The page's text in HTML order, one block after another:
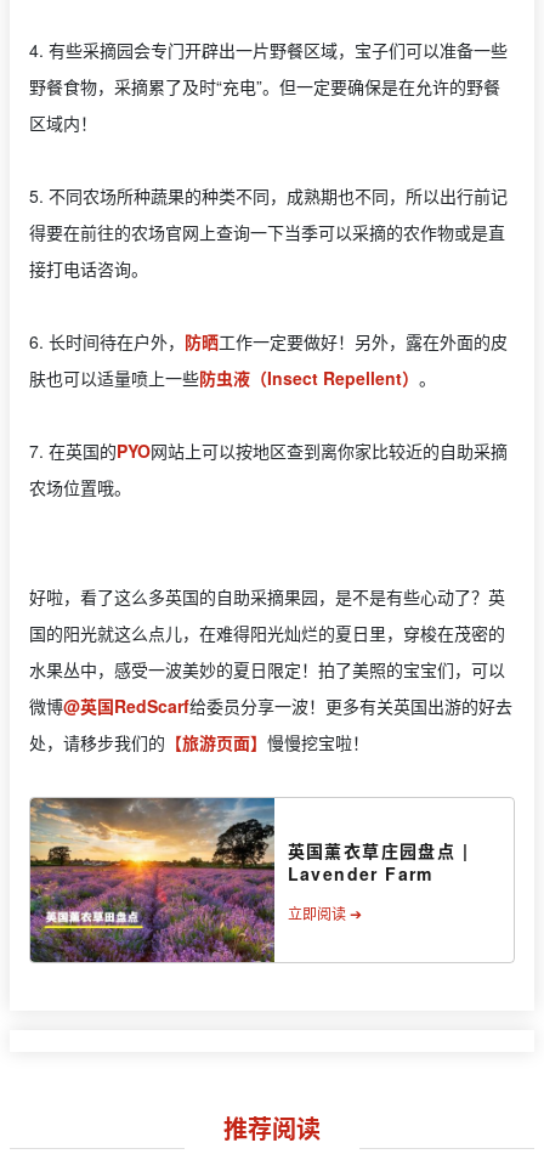
4. 有些采摘园会专门开辟出一片野餐区域，宝子们可以准备一些
野餐食物，采摘累了及时“充电”。但一定要确保是在允许的野餐
区域内！
5. 不同农场所种蔬果的种类不同，成熟期也不同，所以出行前记
得要在前往的农场官网上查询一下当季可以采摘的农作物或是直
接打电话咨询。
6. 长时间待在户外， 防晒工作一定要做好！另外，露在外面的皮
肤也可以适量喷上一些防虫液（Insect Repellent） 。
7. 在英国的PYO网站上可以按地区查到离你家比较近的自助采摘
农场位置哦。
好啦，看了这么多英国的自助采摘果园，是不是有些心动了？英
国的阳光就这么点儿，在难得阳光灿烂的夏日里，穿梭在茂密的
水果丛中，感受一波美妙的夏日限定！拍了美照的宝宝们，可以
微博@英国RedScarf给委员分享一波！更多有关英国出游的好去
处，请移步我们的 【旅游页面】 慢慢挖宝啦！
英国薰衣草庄园盘点 |
Lavender Farm
立即阅读 ➔
推荐阅读